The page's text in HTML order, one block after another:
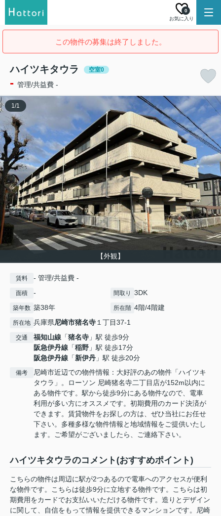
お気に入り
0
この物件の募集は終了しました。
ハイツキタウラ 空室0
- 管理/共益費 -
【外観】
1/1
賃料 - 管理/共益費 -
面積 - 間取り 3DK
築年数 築38年 所在階 4階/4階建
所在地 兵庫県尼崎市猪名寺１丁目37-1
交通 福知山線 「猪名寺 」駅 徒歩9分
阪急伊丹線 「稲野 」駅 徒歩17分
阪急伊丹線 「新伊丹 」駅 徒歩20分
備考
尼崎市近辺での物件情報：大好評のあの物件「ハイツキ
タウラ」。ローソン 尼崎猪名寺二丁目店が152m以内に
ある物件です。駅から徒歩9分にある物件なので、電車
利用が多い方にオススメです。初期費用のカード決済が
できます。賃貸物件をお探しの方は、ぜひ当社にお任せ
下さい。多種多様な物件情報と地域情報をご提供いたし
ます。ご希望がございましたら、ご連絡下さい。
ハイツキタウラのコメント(おすすめポイント)
こちらの物件は周辺に駅が2つあるので電車へのアクセスが便利
な物件です。こちらは徒歩9分に立地する物件です。こちらは初
期費用をカードでお支払いいただける物件です。造りとデザイン
に関して、自信をもって情報を提供できるマンションです。尼崎